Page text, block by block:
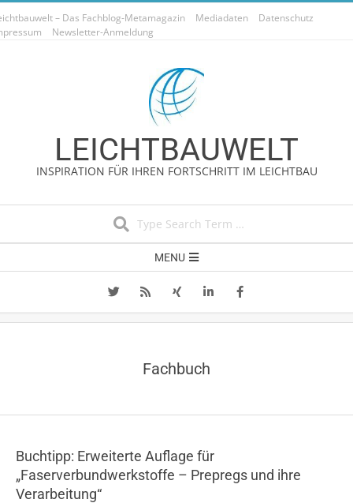
Skip
to
– Das Fachblog-Metamagazin Mediadaten
Datenschutz
Newsletter-Anmeldung
LEICHTBAUWELT
INSPIRATION FÜR IHREN FORTSCHRITT IM LEICHTBAU
Navigation
MENU
Fachbuch
Buchtipp: Erweiterte Auflage für
„Faserverbundwerkstoffe – Prepregs und ihre
Verarbeitung“